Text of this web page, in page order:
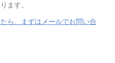
ます。
ら、まずはメールでお問い合